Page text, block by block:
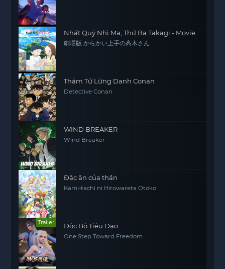
Nhất Quỷ Nhì Ma, Thứ Ba Takagi - Movie
劇場版 からかい上手の高木さん
Thám Tử Lừng Danh Conan
Detective Conan
WIND BREAKER
Wind Breaker
Đặc ân của thần
Kami-tachi ni Hirowareta Otoko
Trailer Độc Bộ Tiêu Dao
One Step Toward Freedom